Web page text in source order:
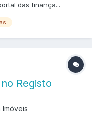
das finança...
Registo
Imóveis